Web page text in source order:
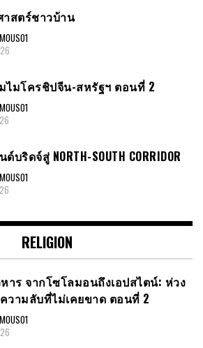
าสตร์ชาวบ้าน
ไมโครชิปจีน-สหรัฐฯ ตอนที่ 2
บริดจ์สู่ NORTH-SOUTH CORRIDOR
RELIGION
หาร จากโซโลมอนถึงเอปสไตน์: ห่วง
วามลับที่ไม่เคยขาด ตอนที่ 2